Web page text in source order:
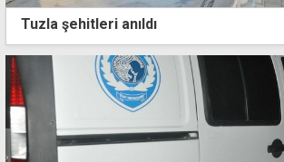
Tuzla şehitleri anıldı